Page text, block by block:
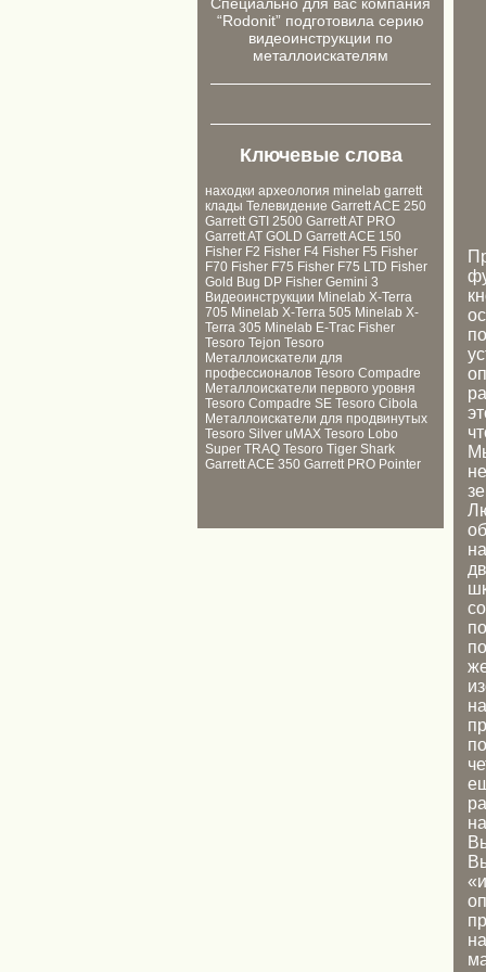
“Rodonit” подготовила серию
видеоинструкции по
металлоискателям
Ключевые слова
находки археология minelab garrett
клады Телевидение Garrett ACE 250
Garrett GTI 2500 Garrett AT PRO
Garrett AT GOLD Garrett ACE 150
Fisher F2 Fisher F4 Fisher F5 Fisher
F70 Fisher F75 Fisher F75 LTD Fisher
Gold Bug DP Fisher Gemini 3
Видеоинструкции Minelab X-Terra
705 Minelab X-Terra 505 Minelab X-
Terra 305 Minelab E-Trac Fisher
Tesoro Tejon Tesoro
Металлоискатели для
профессионалов Tesoro Compadre
Металлоискатели первого уровня
Tesoro Compadre SE Tesoro Cibola
Металлоискатели для продвинутых
Tesoro Silver uMAX Tesoro Lobo
Super TRAQ Tesoro Tiger Shark
Garrett ACE 350 Garrett PRO Pointer